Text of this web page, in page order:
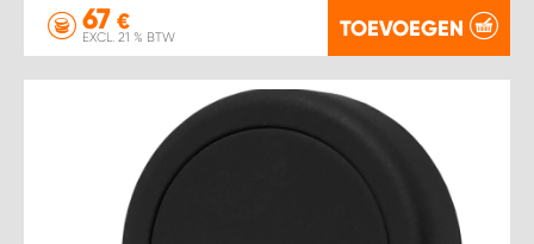
67 €
EXCL. 21 % BTW TOEVOEGEN
WORK SYSTEM ZWARTEBROEK